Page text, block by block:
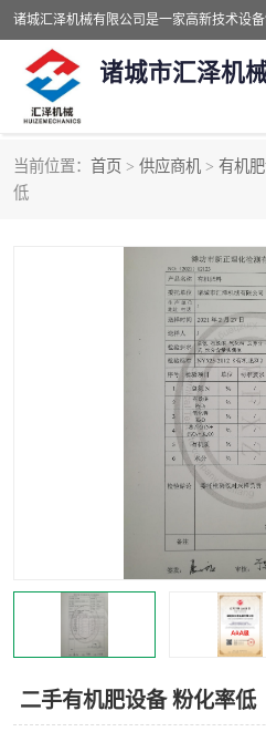
诸城市汇泽机
当前位置： 首页 > 供应商机 > 有机
低
二手有机肥设备 粉化率低
纳米膜好氧发酵堆肥机
分子膜发酵堆肥设备